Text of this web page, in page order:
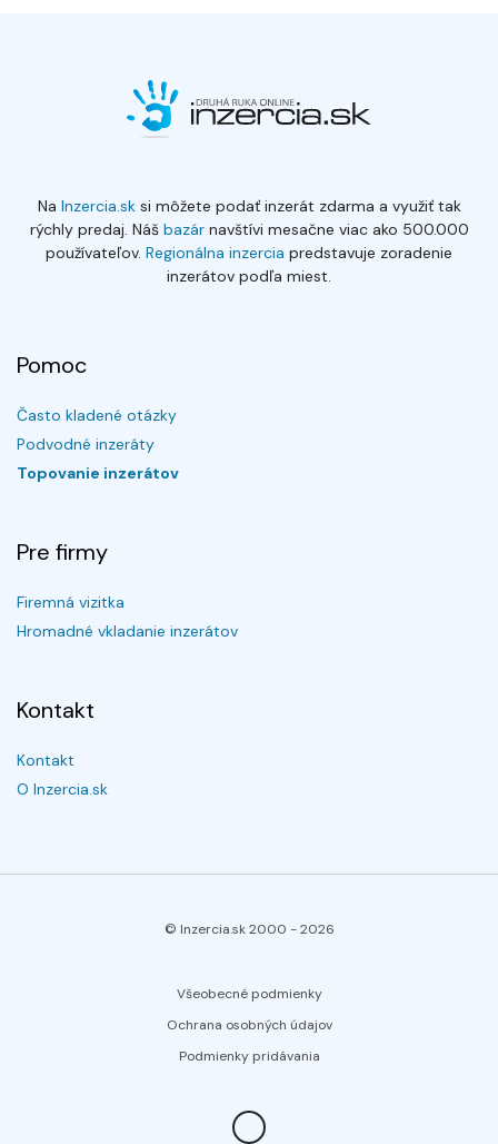
Na Inzercia.sksi môžete podať inzerát zdarma a využiť tak
rýchly predaj. Náš bazárnavštívi mesačne viac ako 500.000
používateľov. Regionálna inzercia predstavuje zoradenie
inzerátov podľa miest.
Pomoc
Často kladené otázky
Podvodné inzeráty
Topovanie inzerátov
Pre firmy
Firemná vizitka
Hromadné vkladanie inzerátov
Kontakt
Kontakt
O Inzercia.sk
© Inzercia.sk 2000 -2026
Všeobecné podmienky
Ochrana osobných údajov
Podmienky pridávania